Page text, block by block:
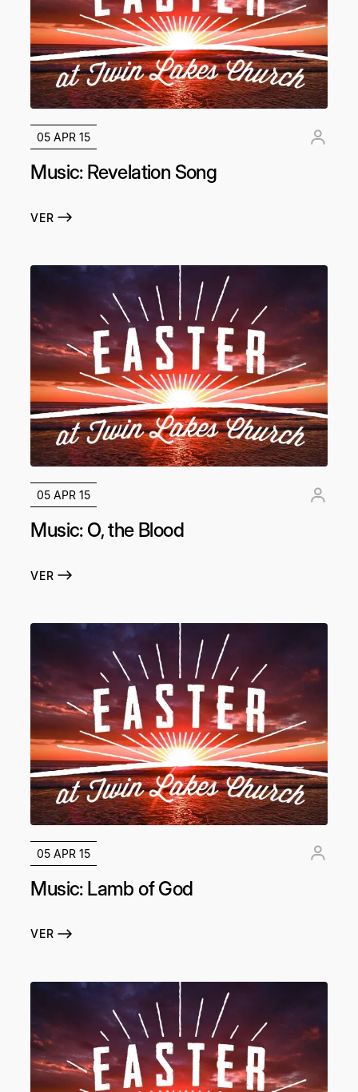
05 APR 15
Music: Revelation Song
VER
05 APR 15
Music: O, the Blood
VER
05 APR 15
Music: Lamb of God
VER